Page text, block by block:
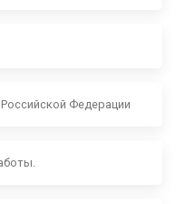
Федерации